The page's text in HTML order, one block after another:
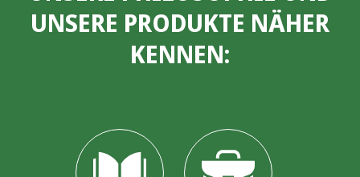
UNSERE PRODUKTE NÄHER
KENNEN: